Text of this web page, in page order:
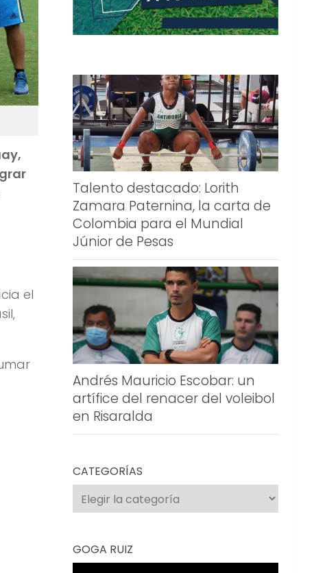
el
Talento destacado: Lorith
Zamara Paternina, la carta de
Colombia para el Mundial
Júnior de Pesas
Andrés Mauricio Escobar: un
artífice del renacer del voleibol
en Risaralda
CATEGORÍAS
Categorías
GOGA RUIZ